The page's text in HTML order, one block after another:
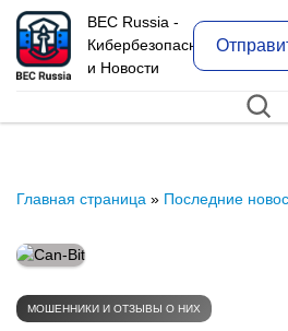
BEC Russia -
Кибербезопасность
и Новости
Главная страница » Последние
МОШЕННИКИ И ОТЗЫВЫ О НИХ